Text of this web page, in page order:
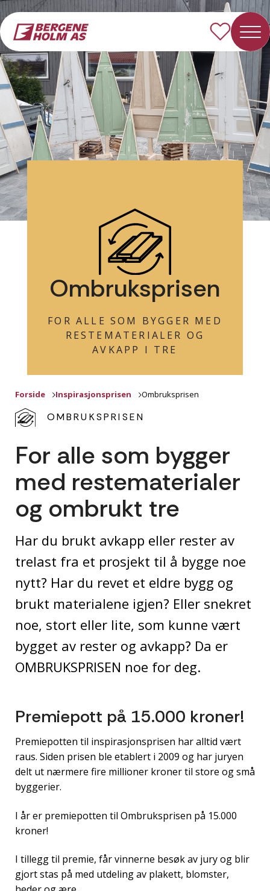
Ombruksprisen
FOR ALLE SOM BYGGER MED
RESTEMATERIALER OG
AVKAPP I TRE
Forside Inspirasjonsprisen Ombruksprisen
OMBRUKSPRISEN
For alle som bygger
med restematerialer
og ombrukt tre
Har du brukt avkapp eller rester av
trelast fra et prosjekt til å bygge noe
nytt? Har du revet et eldre bygg og
brukt materialene igjen? Eller snekret
noe, stort eller lite, som kunne vært
bygget av rester og avkapp? Da er
OMBRUKSPRISEN noe for deg.
Premiepott på 15.000 kroner!
Premiepotten til inspirasjonsprisen har alltid vært
raus. Siden prisen ble etablert i 2009 og har juryen
delt ut nærmere fire millioner kroner til store og små
byggerier.
I år er premiepotten til Ombruksprisen på 15.000
kroner!
I tillegg til premie, får vinnerne besøk av jury og blir
gjort stas på med utdeling av plakett, blomster,